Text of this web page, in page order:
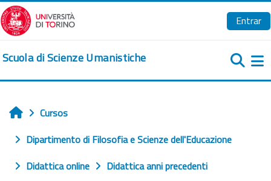
Salta al contenido principal
Entrar
Scuola di Scienze Umanistiche
Inicio
Cursos
Dipartimento di Filosofia e Scienze dell'Educazione
Didattica online
Didattica anni precedenti